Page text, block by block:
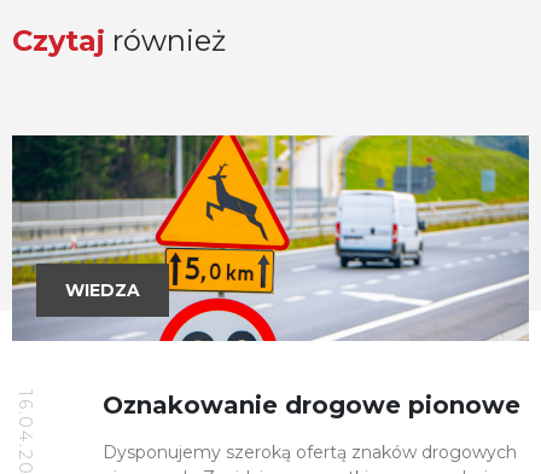
Czytaj również
WIEDZA
16.04.2019 Oznakowanie drogowe pionowe
Dysponujemy szeroką ofertą znaków drogowych